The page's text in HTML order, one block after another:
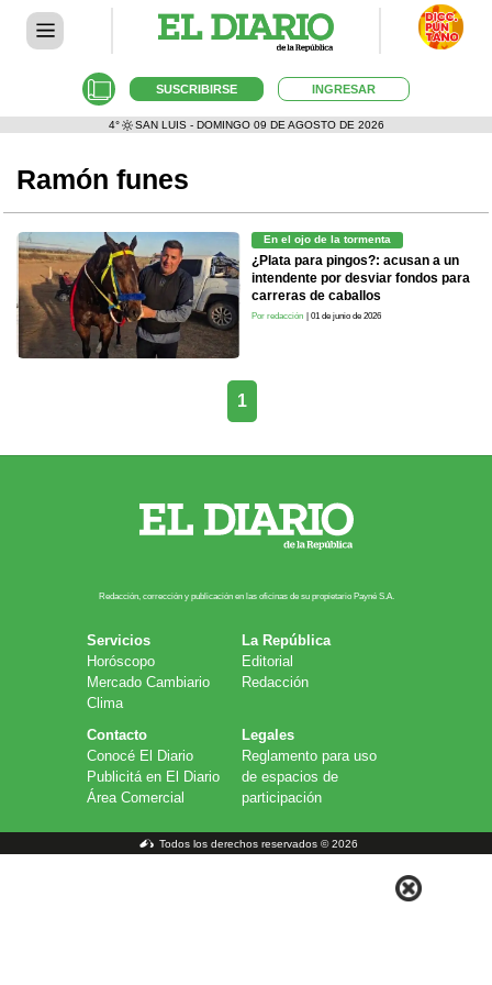
SUSCRIBIRSE INGRESAR
4° SAN LUIS - DOMINGO 09 DE AGOSTO DE 2026
Ramón funes
En el ojo de la tormenta
¿Plata para pingos?: acusan a un
intendente por desviar fondos para
carreras de caballos
Por redacción | 01 de junio de 2026
1
Redacción, corrección y publicación en las oficinas de su propietario Payn​é S.A.
Servicios
Horóscopo
Mercado Cambiario
Clima
La República
Editorial
Redacción
Contacto
Conocé El Diario
Publicitá en El Diario
Área Comercial
Legales
Reglamento para uso
de espacios de
participación
Todos los derechos reservados © 2026